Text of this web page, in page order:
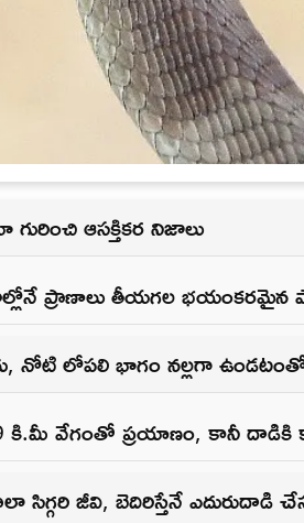
ఆసక్తికర నిజాలు
ప్రాణాలు తీయగల భయంకరమైన
నోటి లోపలి భాగం నల్లగా
కి.మీ వేగంతో ప్రయాణం, కానీ దాడికి
జీవి, బెదిరిస్తేనే ఎదురుదాడి